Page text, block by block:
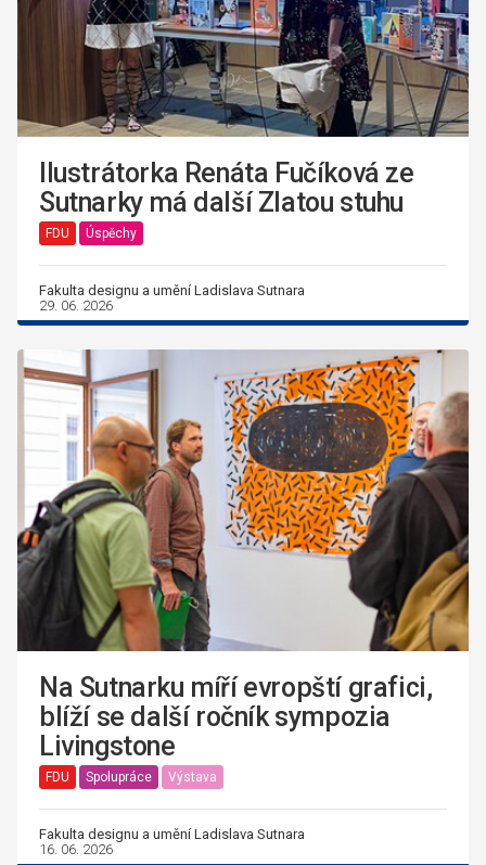
Ilustrátorka Renáta Fučíková ze
Sutnarky má další Zlatou stuhu
FDU Úspěchy
Fakulta designu a umění Ladislava Sutnara
29. 06. 2026
Na Sutnarku míří evropští grafici,
blíží se další ročník sympozia
Livingstone
FDU Spolupráce Výstava
Fakulta designu a umění Ladislava Sutnara
16. 06. 2026